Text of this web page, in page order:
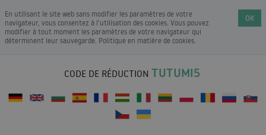
En utilisant le site web sans modifier les paramètres de votre
navigateur, vous consentez à l’utilisation des cookies. Vous pouvez
modifier à tout moment les paramètres de votre navigateur qui
déterminent leur sauvegarde. Politique en matière de cookies.
OK
CODE DE RÉDUCTION TUTUMI5